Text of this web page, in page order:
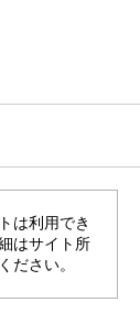
持つ職
は利用でき
はサイト所
ださい。